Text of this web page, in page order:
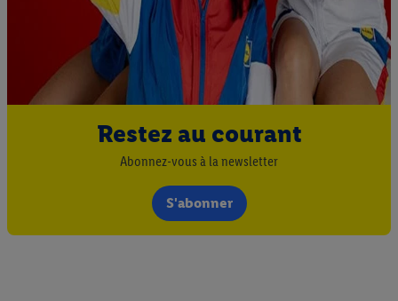
Restez au courant
Abonnez-vous à la newsletter
S'abonner